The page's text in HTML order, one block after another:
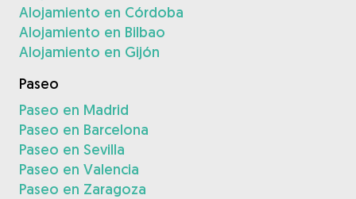
Alojamiento en Córdoba
Alojamiento en Bilbao
Alojamiento en Gijón
Paseo
Paseo en Madrid
Paseo en Barcelona
Paseo en Sevilla
Paseo en Valencia
Paseo en Zaragoza